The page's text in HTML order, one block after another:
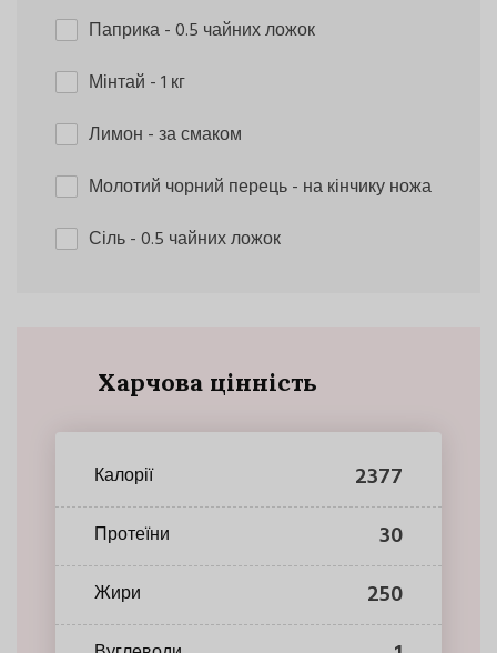
Паприка- 0.5 чайних ложок
Мінтай - 1 кг
Лимон - за смаком
Молотий чорний перець- на кінчику ножа
Сіль- 0.5 чайних ложок
Харчова цінність
Калорії 2377
Протеїни 30
Жири 250